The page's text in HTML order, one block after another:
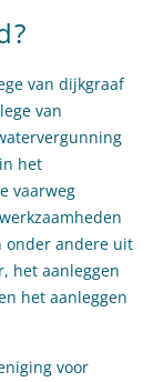
van dijkgraaf
van
het
vaarweg
onder andere uit
het aanleggen
het aanleggen
voor